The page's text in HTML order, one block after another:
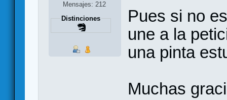
Mensajes: 212
Distinciones
Pues si no
une a la
una pinta
Muchas